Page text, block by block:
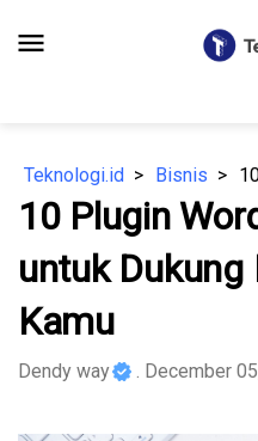
menu
Teknologi.id Bisnis
10 Plugin
untuk Dukung
Kamu
Dendy way . December